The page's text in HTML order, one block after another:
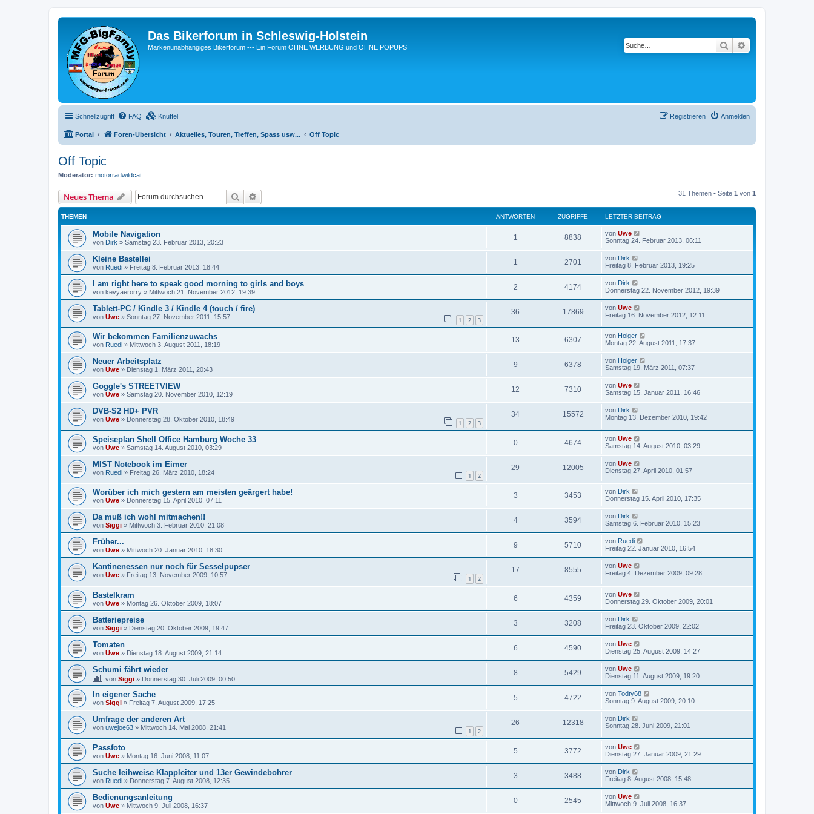
Das Bikerforum in Schleswig-Holstein
Markenunabhängiges Bikerforum --- Ein Forum OHNE WERBUNG und OHNE POPUPS Suche
Schnellzugriff FAQ Knuffel Anmelden
Registrieren
Portal Foren-Übersicht Aktuelles, Touren, Treffen, Spass usw... Off Topic
Off Topic
Moderator: motorradwildcat
Neues Thema Suche 31 Themen • Seite 1 von 1
THEMEN ANTWORTEN ZUGRIFFE LETZTER BEITRAG
Mobile Navigation
von Dirk » Samstag 23. Februar 2013, 20:23
1 8838 von Uwe
Sonntag 24. Februar 2013, 06:11
Kleine Bastellei
von Ruedi » Freitag 8. Februar 2013, 18:44
1 2701 von Dirk
Freitag 8. Februar 2013, 19:25
I am right here to speak good morning to girls and boys
von kevyaerorry » Mittwoch 21. November 2012, 19:39
2 4174 von Dirk
Donnerstag 22. November 2012, 19:39
Tablett-PC / Kindle 3 / Kindle 4 (touch / fire)
von Uwe » Sonntag 27. November 2011, 15:57 1 2 3
36 17869 von Uwe
Freitag 16. November 2012, 12:11
Wir bekommen Familienzuwachs
von Ruedi » Mittwoch 3. August 2011, 18:19
13 6307 von Holger
Montag 22. August 2011, 17:37
Neuer Arbeitsplatz
von Uwe » Dienstag 1. März 2011, 20:43
9 6378 von Holger
Samstag 19. März 2011, 07:37
Goggle's STREETVIEW
von Uwe » Samstag 20. November 2010, 12:19
12 7310 von Uwe
Samstag 15. Januar 2011, 16:46
DVB-S2 HD+ PVR
von Uwe » Donnerstag 28. Oktober 2010, 18:49 1 2 3
34 15572 von Dirk
Montag 13. Dezember 2010, 19:42
Speiseplan Shell Office Hamburg Woche 33
von Uwe » Samstag 14. August 2010, 03:29
0 4674 von Uwe
Samstag 14. August 2010, 03:29
MIST Notebook im Eimer
von Ruedi » Freitag 26. März 2010, 18:24 1 2
29 12005 von Uwe
Dienstag 27. April 2010, 01:57
Worüber ich mich gestern am meisten geärgert habe!
von Uwe » Donnerstag 15. April 2010, 07:11
3 3453 von Dirk
Donnerstag 15. April 2010, 17:35
Da muß ich wohl mitmachen!!
von Siggi » Mittwoch 3. Februar 2010, 21:08
4 3594 von Dirk
Samstag 6. Februar 2010, 15:23
Früher...
von Uwe » Mittwoch 20. Januar 2010, 18:30
9 5710 von Ruedi
Freitag 22. Januar 2010, 16:54
Kantinenessen nur noch für Sesselpupser
von Uwe » Freitag 13. November 2009, 10:57 1 2
17 8555 von Uwe
Freitag 4. Dezember 2009, 09:28
Bastelkram
von Uwe » Montag 26. Oktober 2009, 18:07
6 4359 von Uwe
Donnerstag 29. Oktober 2009, 20:01
Batteriepreise
von Siggi » Dienstag 20. Oktober 2009, 19:47
3 3208 von Dirk
Freitag 23. Oktober 2009, 22:02
Tomaten
von Uwe » Dienstag 18. August 2009, 21:14
6 4590 von Uwe
Dienstag 25. August 2009, 14:27
Schumi fährt wieder
von Siggi » Donnerstag 30. Juli 2009, 00:50
8 5429 von Uwe
Dienstag 11. August 2009, 19:20
In eigener Sache
von Siggi » Freitag 7. August 2009, 17:25
5 4722 von Todty68
Sonntag 9. August 2009, 20:10
Umfrage der anderen Art
von uwejoe63 » Mittwoch 14. Mai 2008, 21:41 1 2
26 12318 von Dirk
Sonntag 28. Juni 2009, 21:01
Passfoto
von Uwe » Montag 16. Juni 2008, 11:07
5 3772 von Uwe
Dienstag 27. Januar 2009, 21:29
Suche leihweise Klappleiter und 13er Gewindebohrer
von Ruedi » Donnerstag 7. August 2008, 12:35
3 3488 von Dirk
Freitag 8. August 2008, 15:48
Bedienungsanleitung
von Uwe » Mittwoch 9. Juli 2008, 16:37
0 2545 von Uwe
Mittwoch 9. Juli 2008, 16:37